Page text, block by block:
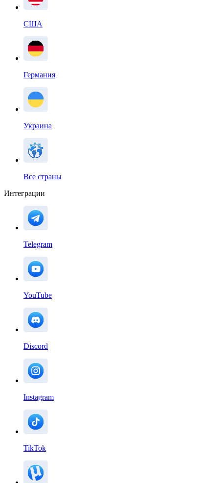
США
Германия
Украина
Все страны
Интеграции
Telegram
YouTube
Discord
Instagram
TikTok